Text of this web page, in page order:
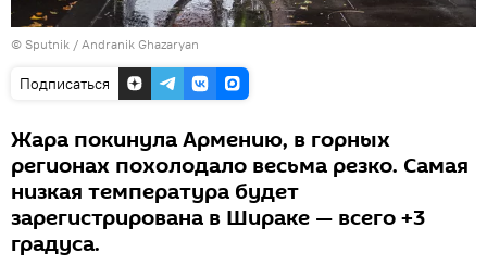
© Sputnik / Andranik Ghazaryan
Подписаться
Жара покинула Армению, в горных
регионах похолодало весьма резко. Самая
низкая температура будет
зарегистрирована в Шираке — всего +3
градуса.